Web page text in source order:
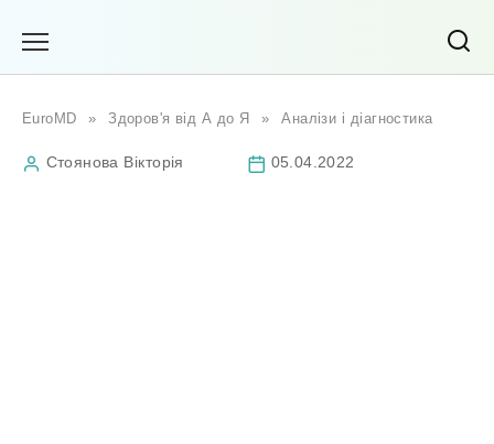
EuroMD » Здоров'я від А до Я » Аналізи і діагностика
Стоянова Вікторія 05.04.2022